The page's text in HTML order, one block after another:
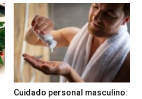
Cuidado personal masculino: